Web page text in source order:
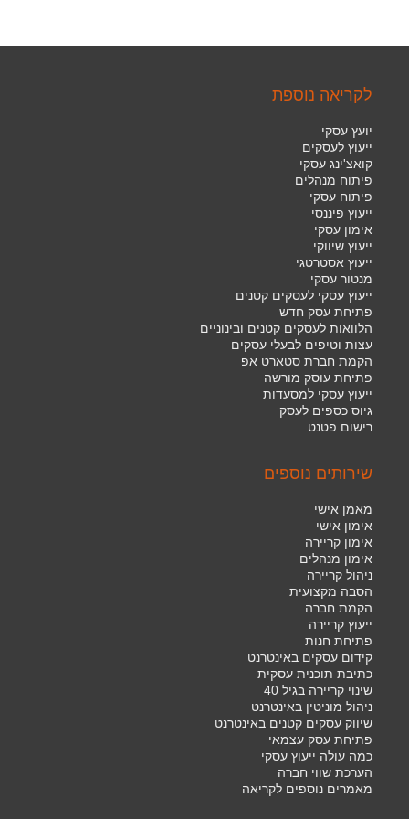
לקריאה נוספת
יועץ עסקי
ייעוץ לעסקים
קואצ'ינג עסקי
פיתוח מנהלים
פיתוח עסקי
ייעוץ פיננסי
אימון עסקי
ייעוץ שיווקי
ייעוץ אסטרטגי
מנטור עסקי
ייעוץ עסקי לעסקים קטנים
פתיחת עסק חדש
הלוואות לעסקים קטנים ובינוניים
עצות וטיפים לבעלי עסקים
הקמת חברת סטארט אפ
פתיחת עוסק מורשה
ייעוץ עסקי למסעדות
גיוס כספים לעסק
רישום פטנט
שירותים נוספים
מאמן אישי
אימון אישי
אימון קריירה
אימון מנהלים
ניהול קריירה
הסבה מקצועית
הקמת חברה
ייעוץ קריירה
פתיחת חנות
קידום עסקים באינטרנט
כתיבת תוכנית עסקית
שינוי קריירה בגיל 40
ניהול מוניטין באינטרנט
שיווק עסקים קטנים באינטרנט
פתיחת עסק עצמאי
כמה עולה ייעוץ עסקי
הערכת שווי חברה
מאמרים נוספים לקריאה